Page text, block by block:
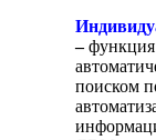
–функция
поиском